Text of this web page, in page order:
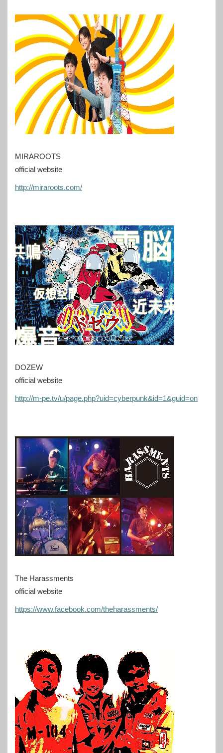
MIRAROOTS
official website
http://miraroots.com/
DOZEW
official website
http://m-pe.tv/u/page.php?uid=cyberpunk&id=1&guid=on
The Harassments
official website
https://www.facebook.com/theharassments/